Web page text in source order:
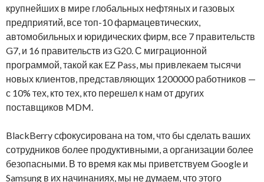
крупнейших в мире глобальных нефтяных и газовых
предприятий, все топ-10 фармацевтических,
автомобильных и юридических фирм, все 7 правительств
G7, и 16 правительств из G20. С миграционной
программой, такой как EZ Pass, мы привлекаем тысячи
новых клиентов, представляющих 1200000 работников —
с 10% тех, кто тех, кто перешел к нам от других
поставщиков MDM.
BlackBerry сфокусирована на том, что бы сделать ваших
сотрудников более продуктивными, а организации более
безопасными. В то время как мы приветствуем Google и
Samsung в их начинаниях, мы не думаем, что этого